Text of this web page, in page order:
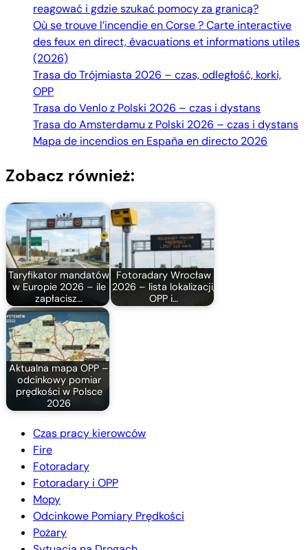
reagować i gdzie szukać pomocy za granicą?
Où se trouve l’incendie en Corse ? Carte interactive
des feux en direct, évacuations et informations utiles
(2026)
Trasa do Trójmiasta 2026 – czas, odległość, korki,
OPP
Trasa do Venlo z Polski 2026 – czas i dystans
Trasa do Amsterdamu z Polski 2026 – czas i dystans
Mapa de incendios en España en directo 2026
Zobacz również:
Taryfikator mandatów
w Europie 2026 – ile
zapłacisz…
Fotoradary Wrocław
2026 – lista lokalizacji,
OPP i…
Aktualna mapa OPP –
odcinkowy pomiar
prędkości w Polsce
2026
Czas pracy kierowców
Fire
Fotoradary
Fotoradary i OPP
Mopy
Odcinkowe Pomiary Prędkości
Pożary